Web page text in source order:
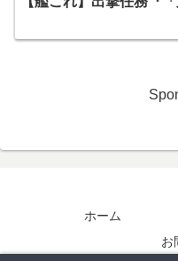
ホーム
お